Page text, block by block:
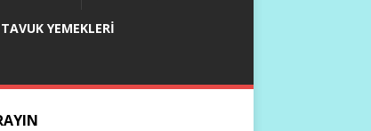
TAVUK YEMEKLERI